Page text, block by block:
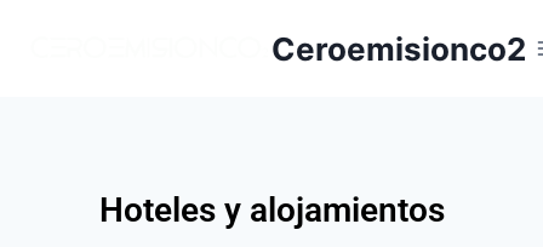
Ceroemisionco2
Hoteles y alojamientos